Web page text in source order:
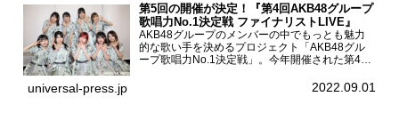
第5回の開催が決定！『第4回AKB48グループ
歌唱力No.1決定戦 ファイナリストLIVE』
AKB48グループのメンバーの中でもっとも魅力
的な歌い手を決めるプロジェクト「AKB48グル
ープ歌唱力No.1決定戦」。今年開催された第4回
る一夜限りのライブイベント「ファイナリスト
universal-press.jp 2022.09.01